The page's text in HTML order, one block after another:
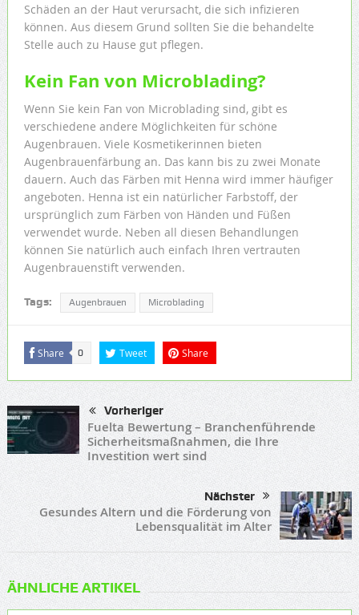
Schäden an der Haut verursacht, die sich infizieren
können. Aus diesem Grund sollten Sie die behandelte
Stelle auch zu Hause gut pflegen.
Kein Fan von Microblading?
Wenn Sie kein Fan von Microblading sind, gibt es
verschiedene andere Möglichkeiten für schöne
Augenbrauen. Viele Kosmetikerinnen bieten
Augenbrauenfärbung an. Das kann bis zu zwei Monate
dauern. Auch das Färben mit Henna wird immer häufiger
angeboten. Henna ist ein natürlicher Farbstoff, der
ursprünglich zum Färben von Händen und Füßen
verwendet wurde. Neben all diesen Behandlungen
können Sie natürlich auch einfach Ihren vertrauten
Augenbrauenstift verwenden.
Tags: Augenbrauen Microblading
Share 0 Tweet Share
Vorheriger
Fuelta Bewertung – Branchenführende
Sicherheitsmaßnahmen, die Ihre
Investition wert sind
Nächster
Gesundes Altern und die Förderung von
Lebensqualität im Alter
ÄHNLICHE ARTIKEL